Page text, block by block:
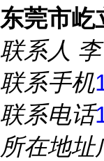
东莞市屹
联系人
联系手机
联系电话
所在地址